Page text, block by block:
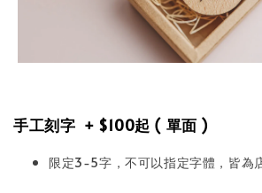
手工刻字 + $100起 ( 單面 )
限定3-5字，不可以指定字體，皆為